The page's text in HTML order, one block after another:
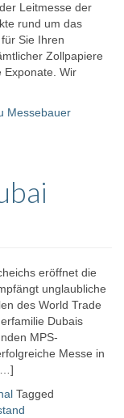
Leitmesse der
rund um das
Sie Ihren
Zollpapiere
Exponate. Wir
Messebauer
eröffnet die
unglaubliche
des World Trade
Dubais
MPS-
Messe in
Tagged